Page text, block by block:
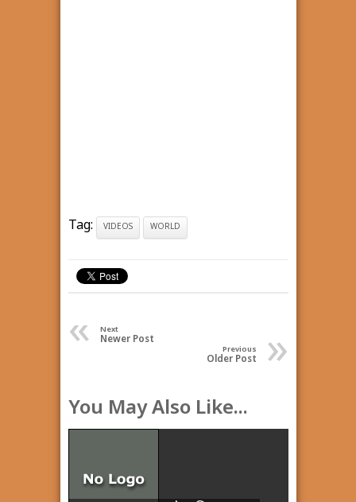
Tag: VIDEOS WORLD
« Next
Newer Post »
Previous
Older Post
You May Also Like...